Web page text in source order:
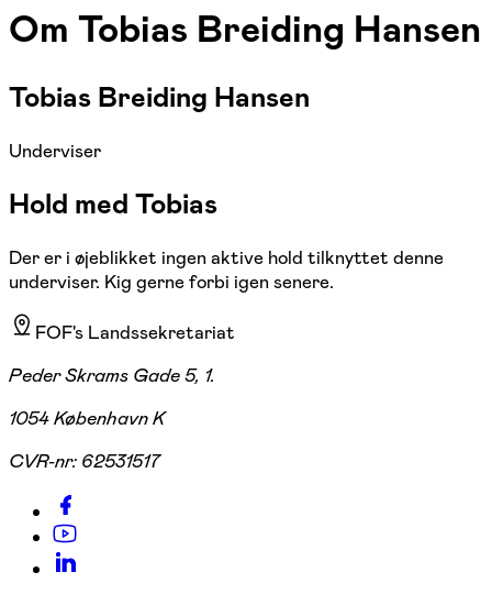
Om Tobias Breiding Hansen
Tobias Breiding Hansen
Underviser
Hold med Tobias
Der er i øjeblikket ingen aktive hold tilknyttet denne
underviser. Kig gerne forbi igen senere.
FOF's Landssekretariat
Peder Skrams Gade 5, 1.
1054 København K
CVR-nr: 62531517